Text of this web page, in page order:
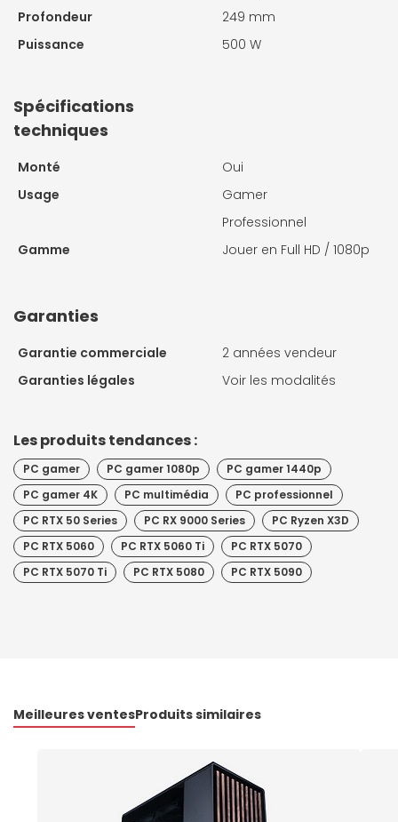
Profondeur
249 mm
Puissance
500 W
Spécifications
techniques
Monté
Oui
Usage
Gamer
Professionnel
Gamme
Jouer en Full HD / 1080p
Garanties
Garantie commerciale
2 années vendeur
Garanties légales
Voir les modalités
Les produits tendances :
PC gamer PC gamer 1080p
PC gamer 1440p
PC gamer 4K
PC multimédia
PC professionnel
PC RTX 50 Series
PC RX 9000 Series
PC Ryzen X3D
PC RTX 5060
PC RTX 5060 Ti
PC RTX 5070
PC RTX 5070 Ti
PC RTX 5080 PC RTX 5090
Meilleures ventesProduits similaires